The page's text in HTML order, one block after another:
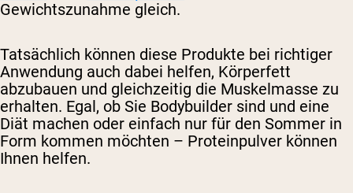
Gewichtszunahme gleich.
Tatsächlich können diese Produkte bei richtiger
Anwendung auch dabei helfen, Körperfett
abzubauen und gleichzeitig die Muskelmasse zu
erhalten. Egal, ob Sie Bodybuilder sind und eine
Diät machen oder einfach nur für den Sommer in
Form kommen möchten – Proteinpulver können
Ihnen helfen.